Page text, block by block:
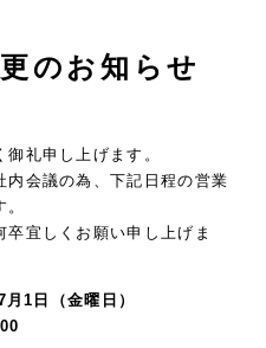
のお知らせ
礼申し上げます。
会議の為、下記日程の営業
宜しくお願い申し上げま
月1日（金曜日）